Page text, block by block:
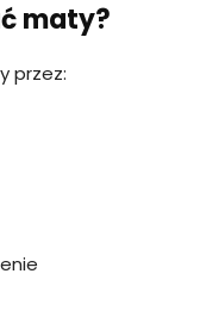
maty?
przez: